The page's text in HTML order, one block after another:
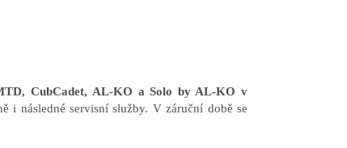
CubCadet, AL-KO a Solo by AL-KO v
i následné servisní služby. V záruční době se